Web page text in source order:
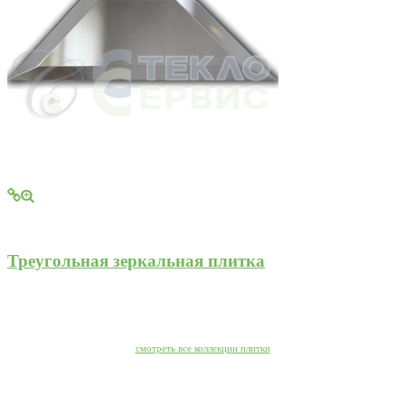
Треугольная зеркальная плитка
смотреть все коллекции плитки